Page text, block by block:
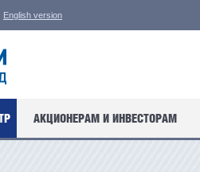
English version
АКЦИОНЕРАМ И ИНВЕСТОРАМ